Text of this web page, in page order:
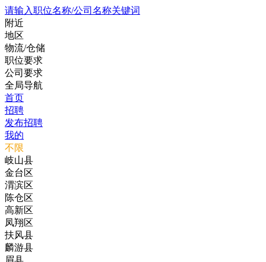
请输入职位名称/公司名称关键词
附近
地区
物流/仓储
职位要求
公司要求
全局导航
首页
招聘
发布招聘
我的
不限
岐山县
金台区
渭滨区
陈仓区
高新区
凤翔区
扶风县
麟游县
眉县